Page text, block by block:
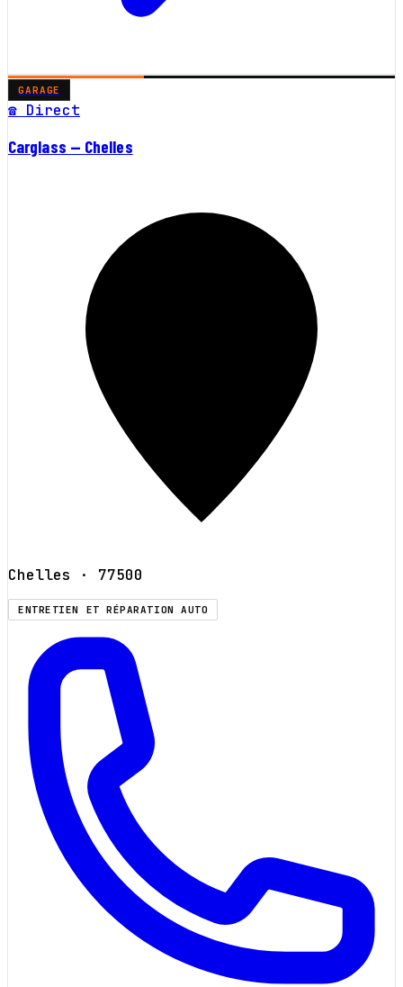
GARAGE
☎ Direct
Carglass — Chelles
Chelles · 77500
ENTRETIEN ET RÉPARATION AUTO